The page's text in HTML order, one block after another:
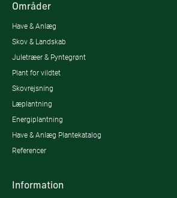
Områder
Have & Anlæg
Skov & Landskab
Juletræer & Pyntegrønt
Plant for vildtet
Skovrejsning
Læplantning
Energiplantning
Have & Anlæg Plantekatalog
Referencer
Information